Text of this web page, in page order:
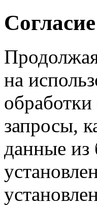
на
запросы,
данные из